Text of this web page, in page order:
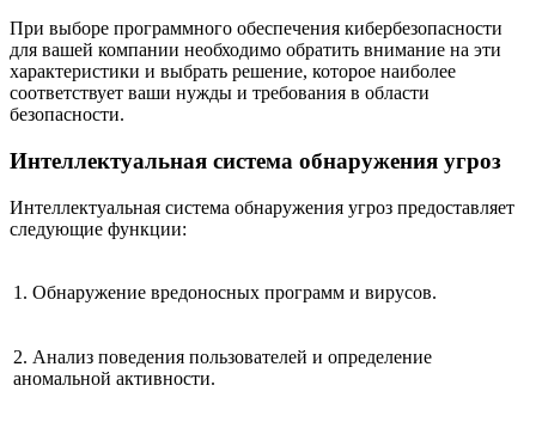
При выборе программного обеспечения кибербезопасности
для вашей компании необходимо обратить внимание на эти
характеристики и выбрать решение, которое наиболее
соответствует ваши нужды и требования в области
безопасности.
Интеллектуальная система обнаружения угроз
Интеллектуальная система обнаружения угроз предоставляет
следующие функции:
1. Обнаружение вредоносных программ и вирусов.
2. Анализ поведения пользователей и определение
аномальной активности.